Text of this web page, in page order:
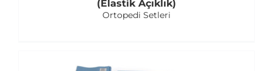
(Elastik Açıklık)
Ortopedi Setleri